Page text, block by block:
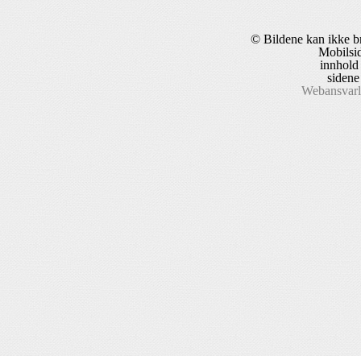
© Bildene kan ikke
innhold